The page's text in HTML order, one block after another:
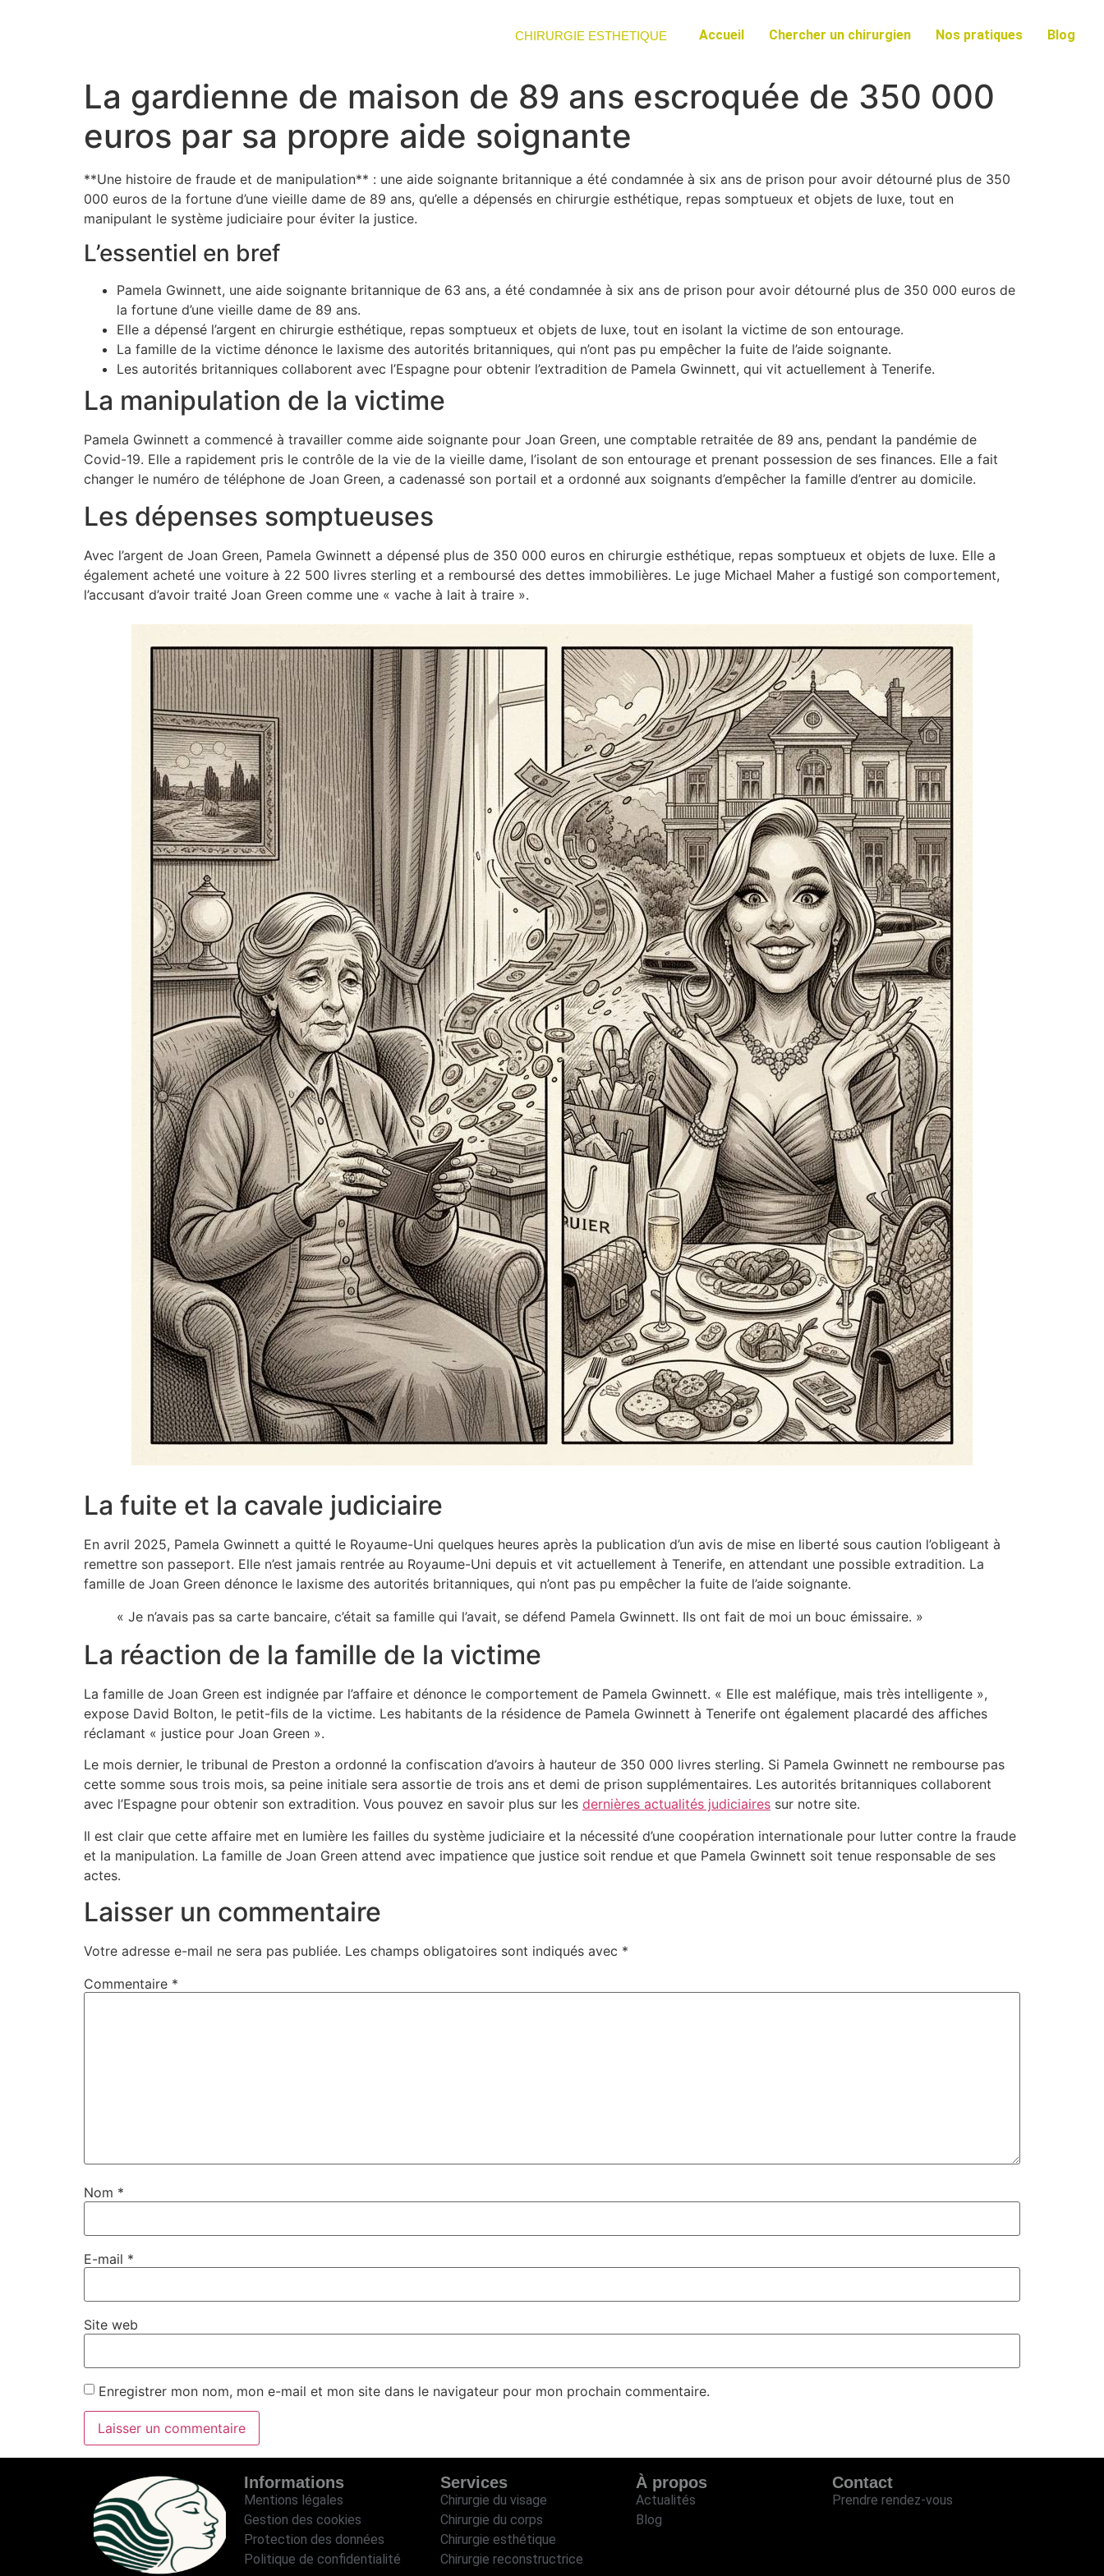
Accueil Chercher un chirurgien Nos pratiques Blog
CHIRURGIE ESTHETIQUE
La gardienne de maison de 89 ans escroquée de 350 000
euros par sa propre aide soignante
**Une histoire de fraude et de manipulation** : une aide soignante britannique a été condamnée à six ans de prison pour avoir détourné plus de 350
000 euros de la fortune d’une vieille dame de 89 ans, qu’elle a dépensés en chirurgie esthétique, repas somptueux et objets de luxe, tout en
manipulant le système judiciaire pour éviter la justice.
L’essentiel en bref
Pamela Gwinnett, une aide soignante britannique de 63 ans, a été condamnée à six ans de prison pour avoir détourné plus de 350 000 euros de
la fortune d’une vieille dame de 89 ans.
Elle a dépensé l’argent en chirurgie esthétique, repas somptueux et objets de luxe, tout en isolant la victime de son entourage.
La famille de la victime dénonce le laxisme des autorités britanniques, qui n’ont pas pu empêcher la fuite de l’aide soignante.
Les autorités britanniques collaborent avec l’Espagne pour obtenir l’extradition de Pamela Gwinnett, qui vit actuellement à Tenerife.
La manipulation de la victime
Pamela Gwinnett a commencé à travailler comme aide soignante pour Joan Green, une comptable retraitée de 89 ans, pendant la pandémie de
Covid-19. Elle a rapidement pris le contrôle de la vie de la vieille dame, l’isolant de son entourage et prenant possession de ses finances. Elle a fait
changer le numéro de téléphone de Joan Green, a cadenassé son portail et a ordonné aux soignants d’empêcher la famille d’entrer au domicile.
Les dépenses somptueuses
Avec l’argent de Joan Green, Pamela Gwinnett a dépensé plus de 350 000 euros en chirurgie esthétique, repas somptueux et objets de luxe. Elle a
également acheté une voiture à 22 500 livres sterling et a remboursé des dettes immobilières. Le juge Michael Maher a fustigé son comportement,
l’accusant d’avoir traité Joan Green comme une « vache à lait à traire ».
La fuite et la cavale judiciaire
En avril 2025, Pamela Gwinnett a quitté le Royaume-Uni quelques heures après la publication d’un avis de mise en liberté sous caution l’obligeant à
remettre son passeport. Elle n’est jamais rentrée au Royaume-Uni depuis et vit actuellement à Tenerife, en attendant une possible extradition. La
famille de Joan Green dénonce le laxisme des autorités britanniques, qui n’ont pas pu empêcher la fuite de l’aide soignante.
« Je n’avais pas sa carte bancaire, c’était sa famille qui l’avait, se défend Pamela Gwinnett. Ils ont fait de moi un bouc émissaire. »
La réaction de la famille de la victime
La famille de Joan Green est indignée par l’affaire et dénonce le comportement de Pamela Gwinnett. « Elle est maléfique, mais très intelligente »,
expose David Bolton, le petit-fils de la victime. Les habitants de la résidence de Pamela Gwinnett à Tenerife ont également placardé des affiches
réclamant « justice pour Joan Green ».
Le mois dernier, le tribunal de Preston a ordonné la confiscation d’avoirs à hauteur de 350 000 livres sterling. Si Pamela Gwinnett ne rembourse pas
cette somme sous trois mois, sa peine initiale sera assortie de trois ans et demi de prison supplémentaires. Les autorités britanniques collaborent
avec l’Espagne pour obtenir son extradition. Vous pouvez en savoir plus sur les dernières actualités judiciaires sur notre site.
Il est clair que cette affaire met en lumière les failles du système judiciaire et la nécessité d’une coopération internationale pour lutter contre la fraude
et la manipulation. La famille de Joan Green attend avec impatience que justice soit rendue et que Pamela Gwinnett soit tenue responsable de ses
actes.
Laisser un commentaire
Votre adresse e-mail ne sera pas publiée. Les champs obligatoires sont indiqués avec *
Commentaire *
Nom *
E-mail *
Site web
Enregistrer mon nom, mon e-mail et mon site dans le navigateur pour mon prochain commentaire.
Informations
Mentions légales
Gestion des cookies
Protection des données
Politique de confidentialité
Services
Chirurgie du visage
Chirurgie du corps
Chirurgie esthétique
Chirurgie reconstructrice
À propos
Actualités
Blog
Contact
Prendre rendez-vous